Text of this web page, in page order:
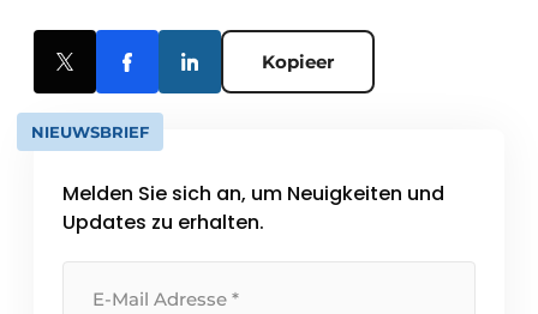
Kopieer
NIEUWSBRIEF
Melden Sie sich an, um Neuigkeiten und
Updates zu erhalten.